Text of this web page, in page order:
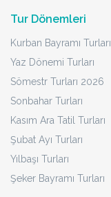
Tur Dönemleri
Kurban Bayramı Turları
Yaz Dönemi Turları
Sömestr Turları 2026
Sonbahar Turları
Kasım Ara Tatil Turları
Şubat Ayı Turları
Yılbaşı Turları
Şeker Bayramı Turları